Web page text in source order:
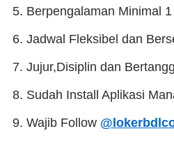
Berpengalaman Minimal
Jadwal Fleksibel dan
Jujur,Disiplin dan
Sudah Install Aplikasi
Wajib Follow